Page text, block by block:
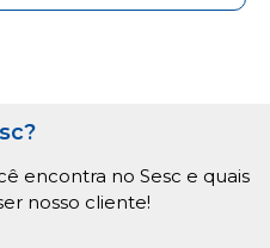
encontra no Sesc e quais
nosso cliente!